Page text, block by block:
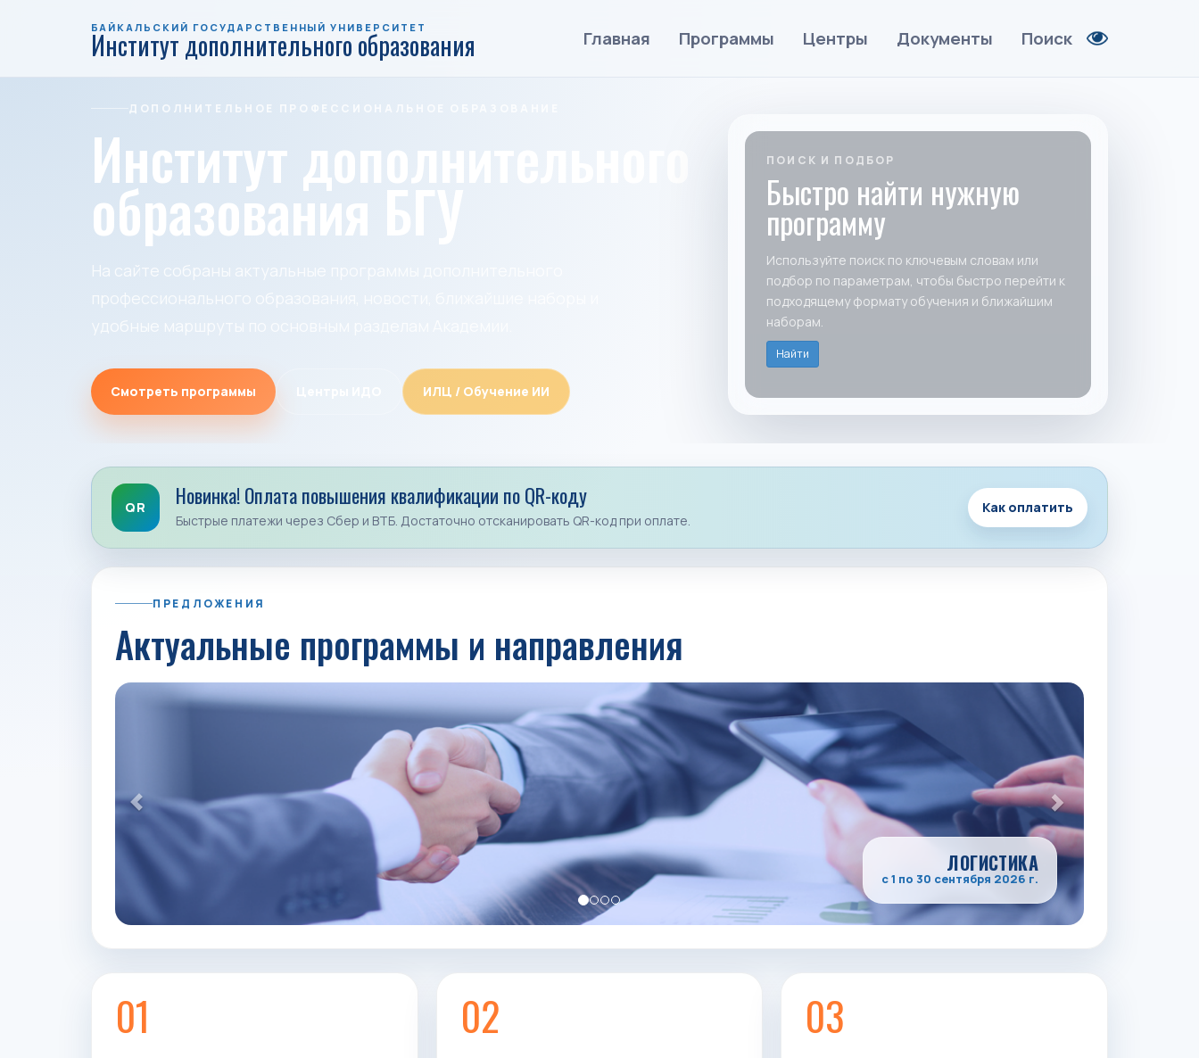
БАЙКАЛЬСКИЙ ГОСУДАРСТВЕННЫЙ УНИВЕРСИТЕТ
Институт дополнительного образования Главная Программы Центры Документы Поиск
ДОПОЛНИТЕЛЬНОЕ ПРОФЕССИОНАЛЬНОЕ ОБРАЗОВАНИЕ
Институт дополнительного
образования БГУ
На сайте собраны актуальные программы дополнительного
профессионального образования, новости, ближайшие наборы и
удобные маршруты по основным разделам Академии.
Смотреть программы ИЛЦ / Обучение ИИ
ПОИСК И ПОДБОР
Быстро найти нужную
программу
Используйте поиск по ключевым словам или
подбор по параметрам, чтобы быстро перейти к
подходящему формату обучения и ближайшим
наборам.
Найти
QR Новинка! Оплата повышения квалификации по QR-коду
Быстрые платежи через Сбер и ВТБ. Достаточно отсканировать QR-код при оплате.
Как оплатить
ПРЕДЛОЖЕНИЯ
Актуальные программы и направления
ЛОГИСТИКА
с 1 по 30 сентября 2026 г.
01 02 03